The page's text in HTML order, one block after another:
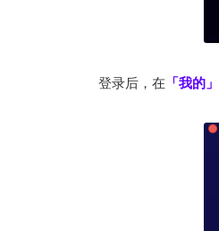
登录后，在 「我的」